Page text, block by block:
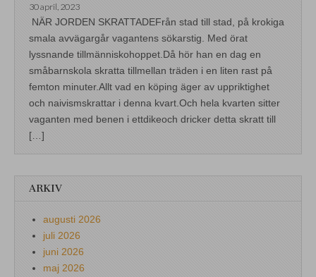
30 april, 2023
NÄR JORDEN SKRATTADEFrån stad till stad, på krokiga
smala avvägargår vagantens sökarstig. Med örat
lyssnande tillmänniskohoppet.Då hör han en dag en
småbarnskola skratta tillmellan träden i en liten rast på
femton minuter.Allt vad en köping äger av uppriktighet
och naivismskrattar i denna kvart.Och hela kvarten sitter
vaganten med benen i ettdikeoch dricker detta skratt till
[…]
ARKIV
augusti 2026
juli 2026
juni 2026
maj 2026